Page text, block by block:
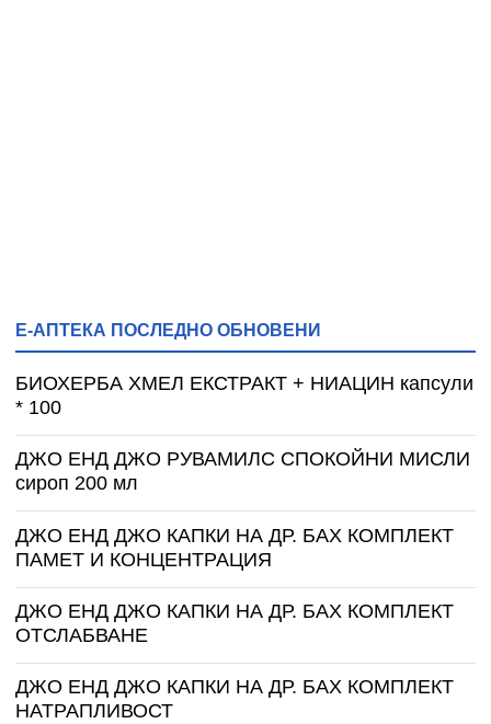
Е-АПТЕКА ПОСЛЕДНО ОБНОВЕНИ
БИОХЕРБА ХМЕЛ ЕКСТРАКТ + НИАЦИН капсули
* 100
ДЖО ЕНД ДЖО РУВАМИЛС СПОКОЙНИ МИСЛИ
сироп 200 мл
ДЖО ЕНД ДЖО КАПКИ НА ДР. БАХ КОМПЛЕКТ
ПАМЕТ И КОНЦЕНТРАЦИЯ
ДЖО ЕНД ДЖО КАПКИ НА ДР. БАХ КОМПЛЕКТ
ОТСЛАБВАНЕ
ДЖО ЕНД ДЖО КАПКИ НА ДР. БАХ КОМПЛЕКТ
НАТРАПЛИВОСТ